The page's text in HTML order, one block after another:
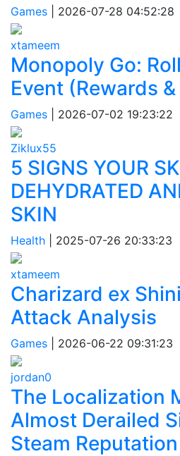
Games 2026-07-28 04:52:28
xtameem
Monopoly Go:
Event (Rewards
Games 2026-07-02 19:23:22
Ziklux55
5 SIGNS YOUR
DEHYDRATED
SKIN
Health 2025-07-26 20:33:23
xtameem
Charizard ex
Attack Analysis
Games 2026-06-22 09:31:23
jordan0
The Localization
Almost Derailed
Steam Reputation